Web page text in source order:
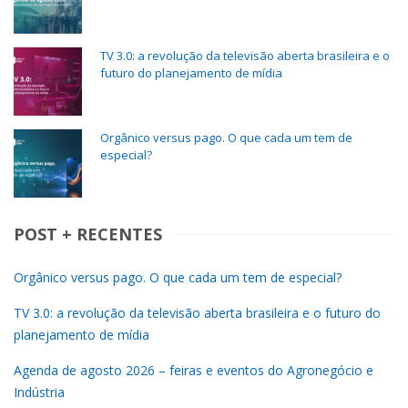
TV 3.0: a revolução da televisão aberta brasileira e o
futuro do planejamento de mídia
Orgânico versus pago. O que cada um tem de
especial?
POST + RECENTES
Orgânico versus pago. O que cada um tem de especial?
TV 3.0: a revolução da televisão aberta brasileira e o futuro do
planejamento de mídia
Agenda de agosto 2026 – feiras e eventos do Agronegócio e
Indústria